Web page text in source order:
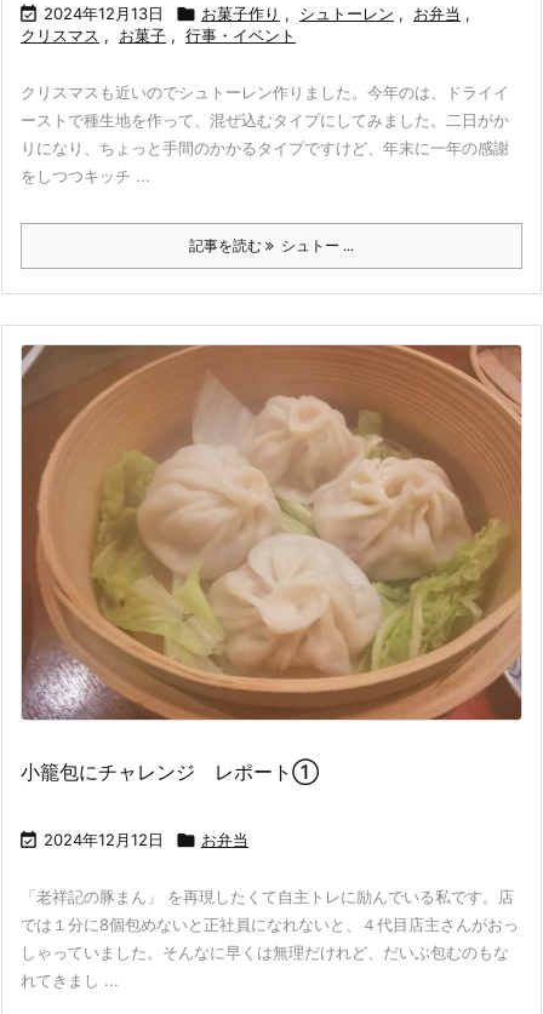
 2024年12月13日  お菓子作り , シュトーレン , お弁当 ,
クリスマス , お菓子 , 行事・イベント
クリスマスも近いのでシュトーレン作りました。今年のは、ドライイ
ーストで種生地を作って、混ぜ込むタイプにしてみました。二日がか
りになり、ちょっと手間のかかるタイプですけど、年末に一年の感謝
をしつつキッチ ...
記事を読む シュトー ...
小籠包にチャレンジ レポート①
 2024年12月12日  お弁当
「老祥記の豚まん」 を再現したくて自主トレに励んでいる私です。店
では１分に8個包めないと正社員になれないと、４代目店主さんがおっ
しゃっていました。そんなに早くは無理だけれど、だいぶ包むのもな
れてきまし ...